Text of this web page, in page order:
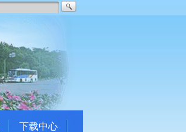
下载中心